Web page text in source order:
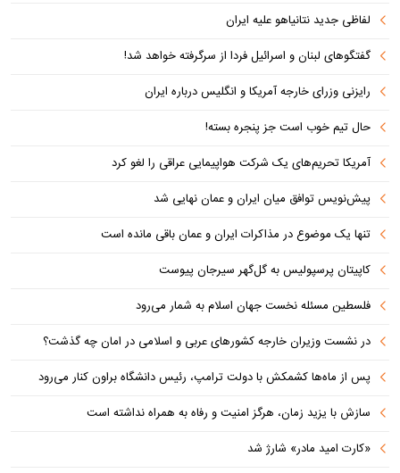
لفاظی جدید نتانیاهو علیه ایران
گفتگوهای لبنان و اسرائیل فردا از سرگرفته خواهد شد!
رایزنی وزرای خارجه آمریکا و انگلیس درباره ایران
حال تیم خوب است جز پنجره بسته!
آمریکا تحریم‌های یک شرکت هواپیمایی عراقی را لغو کرد
پیش‌نویس توافق میان ایران و عمان نهایی شد
تنها یک موضوع در مذاکرات ایران و عمان باقی مانده است
کاپیتان پرسپولیس به گل‌گهر سیرجان پیوست
فلسطین مسئله نخست جهان اسلام به شمار می‌رود
در نشست وزیران خارجه کشورهای عربی و اسلامی در امان چه گذشت؟
پس از ماه‌ها کشمکش با دولت ترامپ، رئیس دانشگاه براون کنار می‌رود
سازش با یزید زمان، هرگز امنیت و رفاه به همراه نداشته است
«کارت امید مادر» شارژ شد